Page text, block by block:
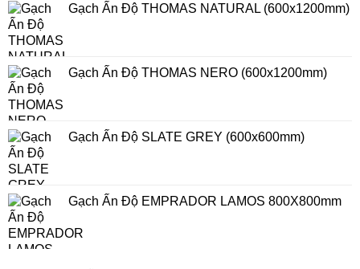
Gạch Ấn Độ THOMAS NATURAL (600x1200mm)
Gạch Ấn Độ THOMAS NERO (600x1200mm)
Gạch Ấn Độ SLATE GREY (600x600mm)
Gạch Ấn Độ EMPRADOR LAMOS 800X800mm